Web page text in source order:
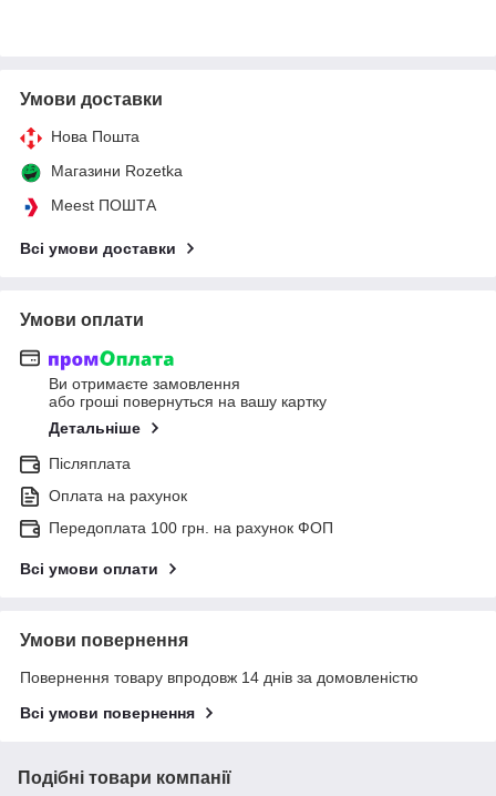
Умови доставки
Нова Пошта
Магазини Rozetka
Meest ПОШТА
Всі умови доставки
Умови оплати
Ви отримаєте замовлення
або гроші повернуться на вашу картку
Детальніше
Післяплата
Оплата на рахунок
Передоплата 100 грн. на рахунок ФОП
Всі умови оплати
Умови повернення
Повернення товару впродовж 14 днів за домовленістю
Всі умови повернення
Подібні товари компанії